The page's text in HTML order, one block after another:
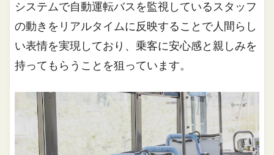
システムで自動運転バスを監視しているスタッフ
の動きをリアルタイムに反映することで人間らし
い表情を実現しており、乗客に安心感と親しみを
持ってもらうことを狙っています。